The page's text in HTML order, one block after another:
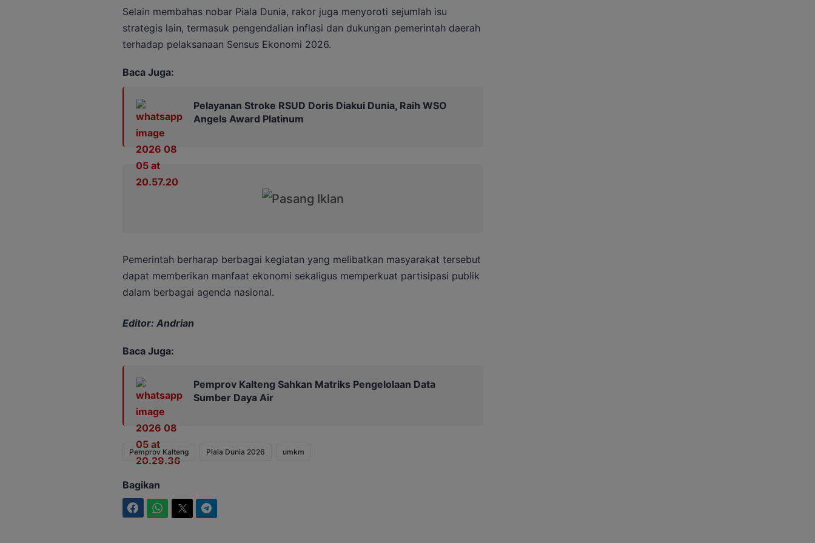
Selain membahas nobar Piala Dunia, rakor juga menyoroti sejumlah isu
strategis lain, termasuk pengendalian inflasi dan dukungan pemerintah daerah
terhadap pelaksanaan Sensus Ekonomi 2026.
Baca Juga:
Pelayanan Stroke RSUD Doris Diakui Dunia, Raih WSO
Angels Award Platinum
Pemerintah berharap berbagai kegiatan yang melibatkan masyarakat tersebut
dapat memberikan manfaat ekonomi sekaligus memperkuat partisipasi publik
dalam berbagai agenda nasional.
Editor: Andrian
Baca Juga:
Pemprov Kalteng Sahkan Matriks Pengelolaan Data
Sumber Daya Air
Pemprov Kalteng Piala Dunia 2026 umkm
Bagikan